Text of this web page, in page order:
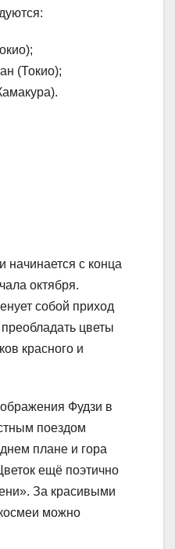
(Токио);
начинается с конца
октября.
собой приход
цветы
красного и
Фудзи в
поездом
плане и гора
ещё поэтично
За красивыми
можно